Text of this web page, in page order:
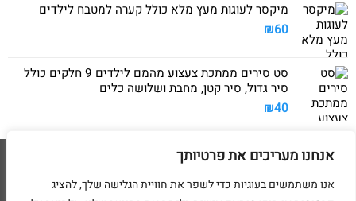
אנחנו מעריכים את פרטיותך
אנו משתמשים בעוגיות כדי לשפר את חוויית הגלישה שלך, להציג
היה:
הוא:
מיקסר לעוגות מעץ מלא כולל קערה למטבח לילדים
₪60
סט סירים ממתכת צעצוע מהמם לילדים 9 חלקים כולל
סיר גדול, סיר קטן, מחבת ושלושה כלים
₪40
Visa
MasterCard
Express
2
דף הבית מדיניות משלוחים מדיניות החזרת מוצרים תקנון מדיניות פרטיות